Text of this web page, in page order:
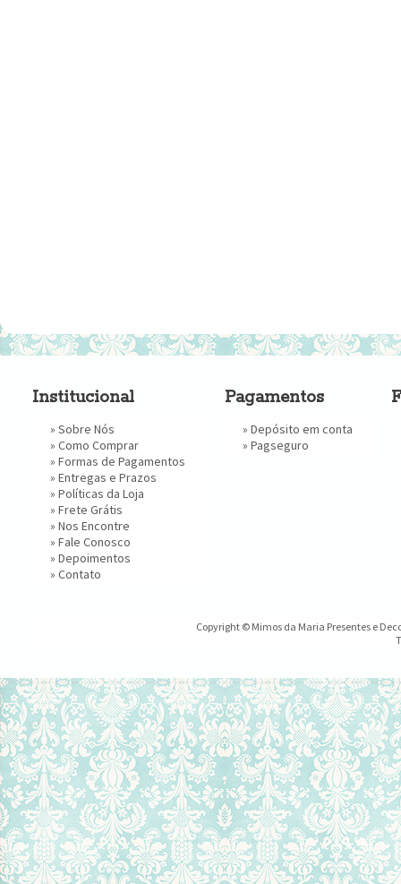
Institucional
» Sobre Nós
» Como Comprar
» Formas de Pagamentos
» Entregas e Prazos
» Políticas da Loja
» Frete Grátis
» Nos Encontre
» Fale Conosco
» Depoimentos
» Contato
Pagamentos
» Depósito em conta
» Pagseguro
Copyright © Mimos da Maria Presentes e